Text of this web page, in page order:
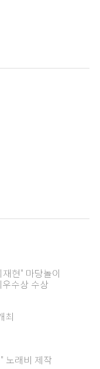
현" 마당놀이
수상 수상
최
노래비 제작